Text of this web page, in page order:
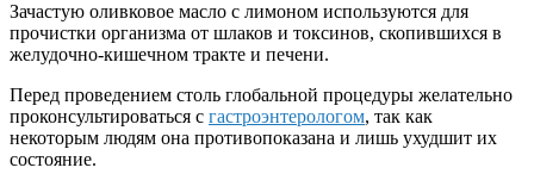
Зачастую оливковое масло с лимоном используются для
прочистки организма от шлаков и токсинов, скопившихся в
желудочно-кишечном тракте и печени.
Перед проведением столь глобальной процедуры желательно
проконсультироваться с гастроэнтерологом, так как
некоторым людям она противопоказана и лишь ухудшит их
состояние.